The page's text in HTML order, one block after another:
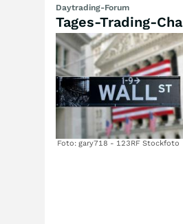
Daytrading-Forum
Tages-Trading-
Foto: gary718 - 123RF Stockfoto